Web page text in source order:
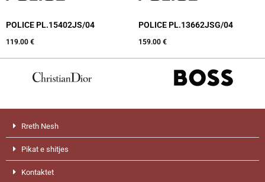
POLICE PL.15402JS/04
119.00 €
POLICE PL.13662JSG/04
159.00 €
Rreth Nesh
Pikat e shitjes
Kontaktet